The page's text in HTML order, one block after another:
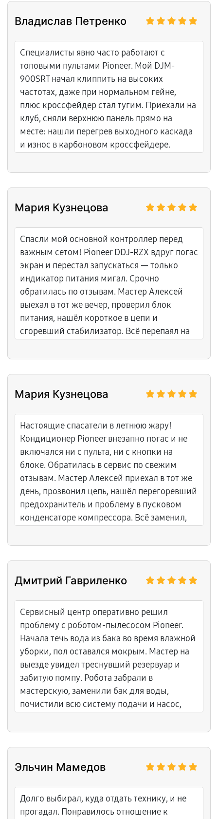
воды!
Владислав Петренко
Специалисты явно часто работают с
топовыми пультами Pioneer. Мой DJM-
900SRT начал клиппить на высоких
частотах, даже при нормальном гейне,
плюс кроссфейдер стал тугим. Приехали на
клуб, сняли верхнюю панель прямо на
месте: нашли перегрев выходного каскада
и износ в карбоновом кроссфейдере.
новый фейдер от Curve, откалибровали
громкости. Цены без сюрпризов, гарантия
профессиональное, без лишних слов.
Теперь микс чистый и плавный. Честный и
понятный подход, приятно иметь дело с
профессионалами. Уровень обслуживания
на высоком уровне.
Мария Кузнецова
Спасли мой основной контроллер перед
важным сетом! Pioneer DDJ-RZX вдруг погас
экран и перестал запускаться — только
индикатор питания мигал. Срочно
обратилась по отзывам. Мастер Алексей
выехал в тот же вечер, проверил блок
питания, нашёл короткое в цепи и
сгоревший стабилизатор. Всё перепаял на
Большое спасибо Алексею за выезд,
строю.
Мария Кузнецова
Настоящие спасатели в летнюю жару!
Кондиционер Pioneer внезапно погас и не
включался ни с пульта, ни с кнопки на
блоке. Обратилась в сервис по свежим
отзывам. Мастер Алексей приехал в тот же
день, прозвонил цепь, нашёл перегоревший
предохранитель и проблему в пусковом
конденсаторе компрессора. Всё заменил,
Алексею за скорость, аккуратность и
Дмитрий Гавриленко
Сервисный центр оперативно решил
проблему с роботом-пылесосом Pioneer.
Начала течь вода из бака во время влажной
уборки, пол оставался мокрым. Мастер на
выезде увидел треснувший резервуар и
забитую помпу. Робота забрали в
мастерскую, заменили бак для воды,
почистили всю систему подачи и насос,
протестировали на разных покрытиях.
дистиллированную воду. Честный и
профессионалами. Уровень обслуживания
на высоком уровне.
Эльчин Мамедов
Долго выбирал, куда отдать технику, и не
прогадал. Понравилось отношение к